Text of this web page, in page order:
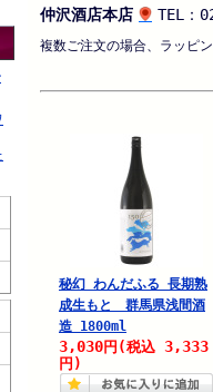
仲沢酒店本店 TEL：
複数ご注文の場合、ラッピ
秘幻 わんだふる 長期熟
成生もと 群馬県浅間酒
造 1800ml
3,030円 (税込 3,333
円)